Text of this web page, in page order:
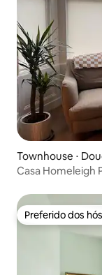
Townhouse ⋅
Casa Homeleigh
Preferido dos
Preferido dos